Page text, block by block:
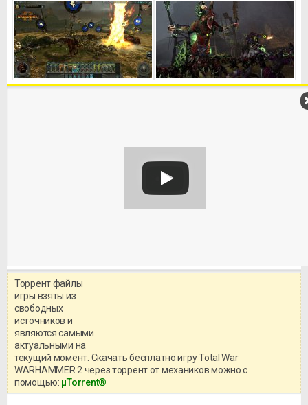
Торрент файлы
игры взяты из
свободных
источников и
являются самыми
актуальными на
текущий момент. Скачать бесплатно игру Total War
WARHAMMER 2 через торрент от механиков можно с
помощью: μTorrent®